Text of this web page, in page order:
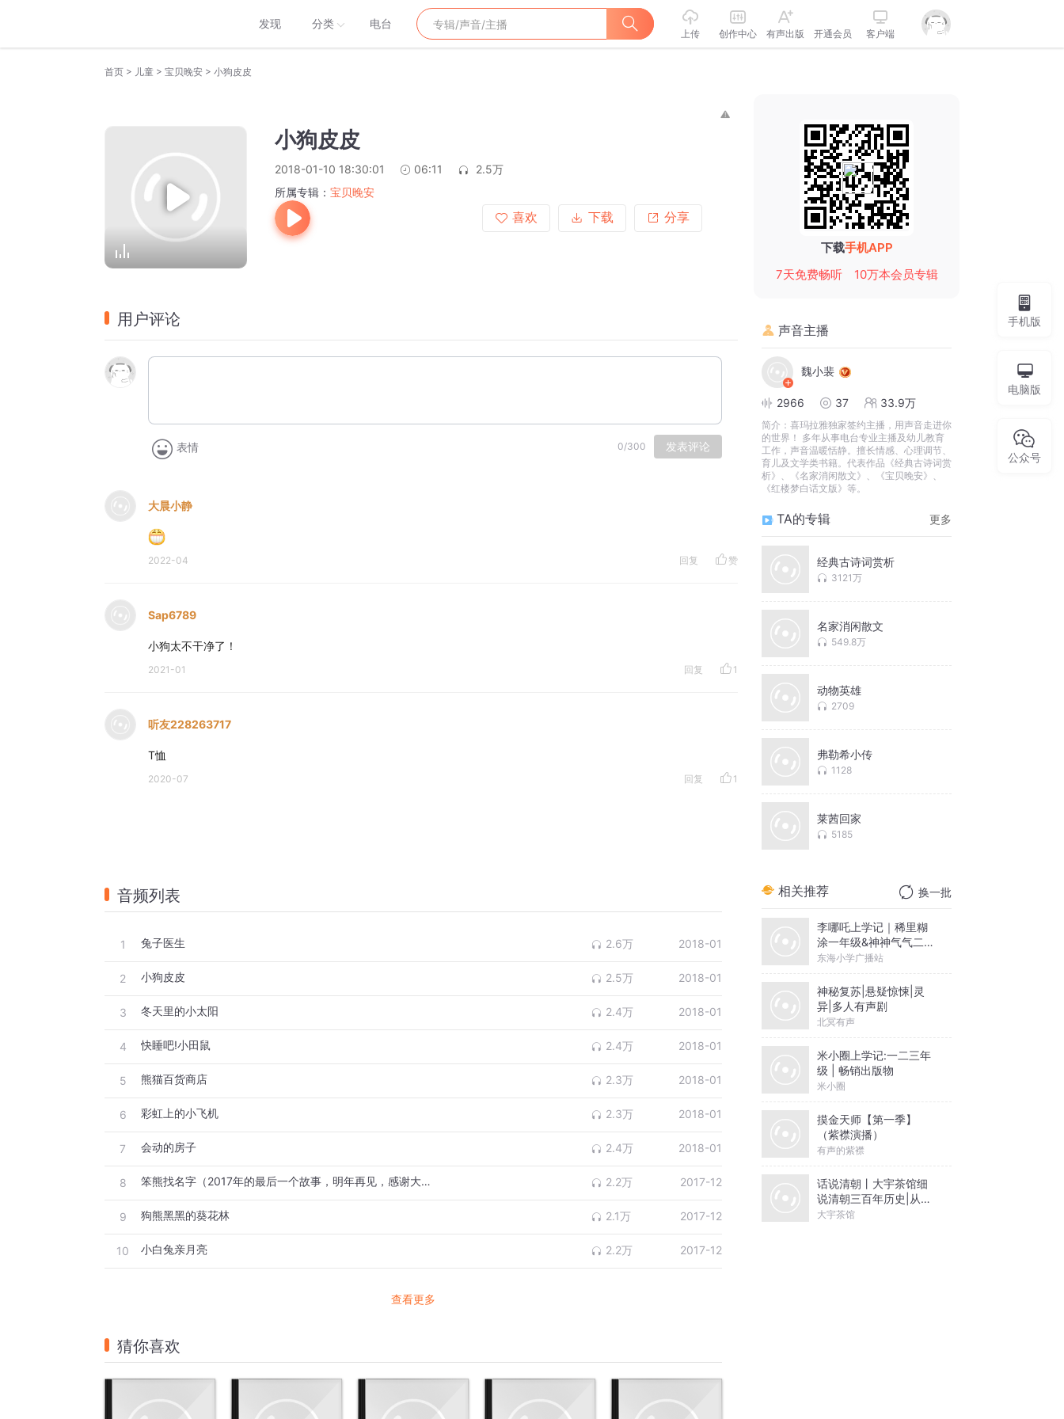
发现 分类 电台
上传 创作中心 有声出版 开通会员 客户端
首页 > 儿童 > 宝贝晚安 > 小狗皮皮
小狗皮皮
2018-01-10 18:30:01 06:11
2.5万
所属专辑： 宝贝晚安
喜欢
下载 分享
用户评论
表情 0/300 发表评论
大晨小静
2022-04 回复 赞
Sap6789
小狗太不干净了！
2021-01 回复 1
听友228263717
T恤
2020-07 回复 1
音频列表
1 兔子医生 2.6万 2018-01
2 小狗皮皮 2.5万 2018-01
3 冬天里的小太阳 2.4万 2018-01
4 快睡吧!小田鼠 2.4万 2018-01
5 熊猫百货商店 2.3万 2018-01
6 彩虹上的小飞机 2.3万 2018-01
7 会动的房子 2.4万 2018-01
8 笨熊找名字（2017年的最后一个故事，明年再见，感谢大家的关注哦！） 2.2万 2017-12
9 狗熊黑黑的葵花林 2.1万 2017-12
10 小白兔亲月亮 2.2万 2017-12
查看更多
猜你喜欢
下载手机APP
7天免费畅听
10万本会员专辑
声音主播
魏小裴
2966 37 33.9万
简介： 喜玛拉雅独家签约主播，用声音走进你
的世界！ 多年从事电台专业主播及幼儿教育
工作，声音温暖恬静。擅长情感、心理调节、
育儿及文学类书籍。代表作品《经典古诗词赏
析》、《名家消闲散文》、《宝贝晚安》、
《红楼梦白话文版》等。
TA的专辑 更多
经典古诗词赏析
3121万
名家消闲散文
549.8万
动物英雄
2709
弗勒希小传
1128
莱茜回家
5185
相关推荐 换一批
李哪吒上学记｜稀里糊
涂一年级&神神气气二年
级
东海小学广播站
神秘复苏|悬疑惊悚|灵
异|多人有声剧
北冥有声
米小圈上学记:一二三年
级 | 畅销出版物
米小圈
摸金天师【第一季】
（紫襟演播）
有声的紫襟
话说清朝丨大宇茶馆细
说清朝三百年历史|从努
尔哈赤到末代皇帝溥仪|
大宇茶馆
手机版
电脑版
公众号